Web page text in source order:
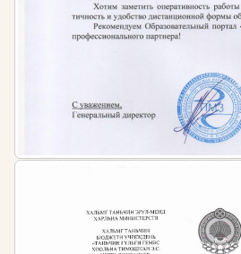
построено по модульному
модуль завершается
Зачисление проводится
позволяет начать обучение в
Обязательное условие
программу
образования в любой сфере.
Документ по окончании